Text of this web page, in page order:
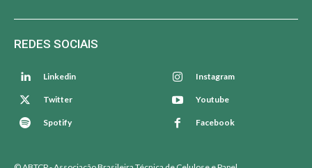
REDES SOCIAIS
Linkedin Instagram
Twitter Youtube
Spotify Facebook